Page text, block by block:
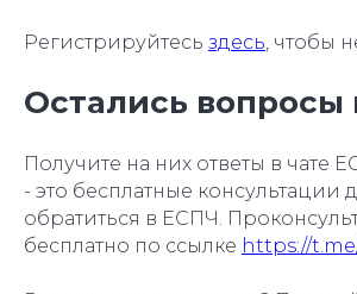
Регистрируйтесь здесь , чтобы
Остались вопросы
Получите на них ответы в чате
- это бесплатные
обратиться в ЕСПЧ.
бесплатно по ссылке https://